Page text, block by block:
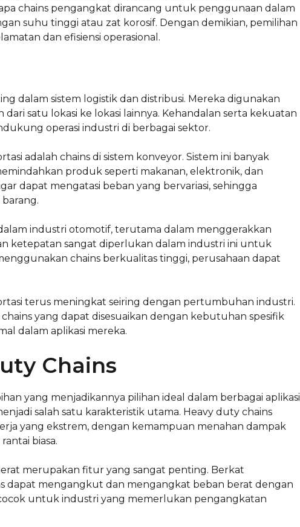
chains pengangkat dirancang untuk penggunaan dalam
suhu tinggi atau zat korosif. Dengan demikian, pemilihan
dan efisiensi operasional.
dalam sistem logistik dan distribusi. Mereka digunakan
satu lokasi ke lokasi lainnya. Kehandalan serta kekuatan
operasi industri di berbagai sektor.
adalah chains di sistem konveyor. Sistem ini banyak
produk seperti makanan, elektronik, dan
dapat mengatasi beban yang bervariasi, sehingga
industri otomotif, terutama dalam menggerakkan
ketepatan sangat diperlukan dalam industri ini untuk
chains berkualitas tinggi, perusahaan dapat
terus meningkat seiring dengan pertumbuhan industri.
yang dapat disesuaikan dengan kebutuhan spesifik
dalam aplikasi mereka.
Chains
yang menjadikannya pilihan ideal dalam berbagai aplikasi
salah satu karakteristik utama. Heavy duty chains
yang ekstrem, dengan kemampuan menahan dampak
biasa.
merupakan fitur yang sangat penting. Berkat
dapat mengangkut dan mengangkat beban berat dengan
untuk industri yang memerlukan pengangkatan